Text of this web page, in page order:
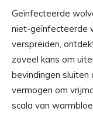
Geïnfecteerde
niet-geïnfecteerde
verspreiden,
zoveel kans om
bevindingen sluiten
vermogen om
scala van